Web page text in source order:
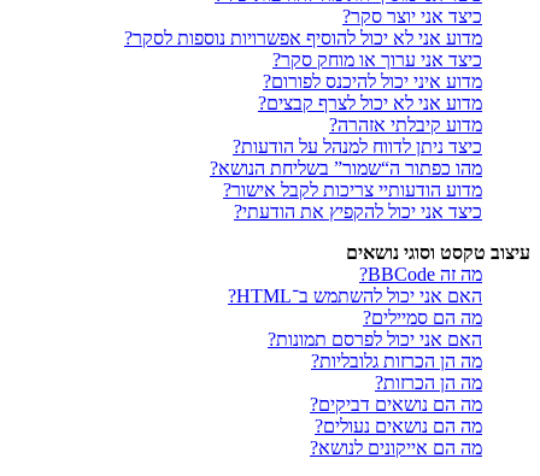
כיצד אני יוצר סקר?
מדוע אני לא יכול להוסיף אפשרויות נוספות לסקר?
כיצד אני ערוך או מוחק סקר?
מדוע איני יכול להיכנס לפורום?
מדוע אני לא יכול לצרף קבצים?
מדוע קיבלתי אזהרה?
כיצד ניתן לדווח למנהל על הודעות?
מהו כפתור ה“שמור” בשליחת הנושא?
מדוע הודעותיי צריכות לקבל אישור?
כיצד אני יכול להקפיץ את הודעתי?
עיצוב טקסט וסוגי נושאים
מה זה BBCode?
האם אני יכול להשתמש ב־HTML?
מה הם סמיילים?
האם אני יכול לפרסם תמונות?
מה הן הכרזות גלובליות?
מה הן הכרזות?
מה הם נושאים דביקים?
מה הם נושאים נעולים?
מה הם אייקונים לנושא?